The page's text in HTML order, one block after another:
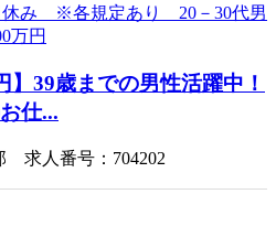
】39歳までの男性活躍中！
仕...
求人番号：704202